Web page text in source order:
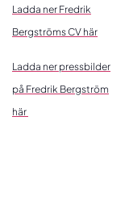
Ladda ner Fredrik
Bergströms CV här
Ladda ner pressbilder
på Fredrik Bergström
här